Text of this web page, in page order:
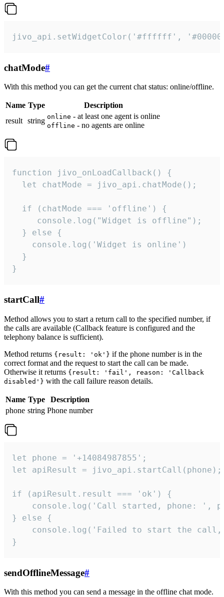
jivo_api.setWidgetColor('#ffffff',
chatMode#
With this method you can get the current chat status: online/offline.
Name Type
Description
result string online - at least one agent is online
offline - no agents are online
function jivo_onLoadCallback() {
  let chatMode = jivo_api.chatMode();
  if (chatMode === 'offline') {
     console.log("Widget is offline");
  } else {
    console.log('Widget is online')
  }
}
startCall#
Method allows you to start a return call to the specified number, if
the calls are available (Callback feature is configured and the
telephony balance is sufficient).
Method returns {result: 'ok'} if the phone number is in the
correct format and the request to start the call can be made.
Otherwise it returns {result: 'fail', reason: 'Callback
disabled'} with the call failure reason details.
Name Type
Description
phone string Phone number
let phone = '+14084987855';
let apiResult = jivo_api.startCall(phone);
if (apiResult.result === 'ok') {
console.log('Call started, phone: ',
} else {
console.log('Failed to start the
}
sendOfflineMessage#
With this method you can send a message in the offline chat mode.